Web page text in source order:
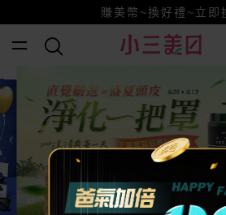
賺美幣~換好禮~立即
小三美日x全支付~美幣+全
全館88折爸氣加